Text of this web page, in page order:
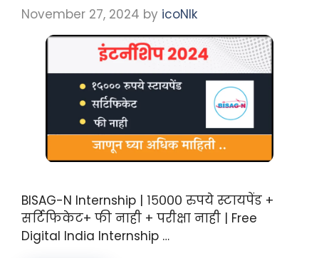
November 27, 2024 by icoNIk
BISAG-N Internship | १५००० रुपये स्टायपेंड +
सर्टिफिकेट+ फी नाही + परीक्षा नाही | Free
Digital India Internship …